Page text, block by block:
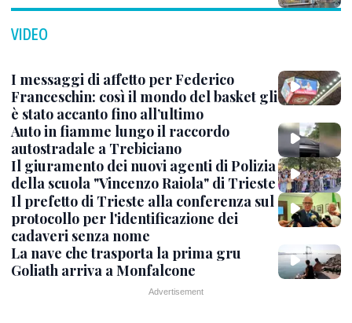
VIDEO
I messaggi di affetto per Federico
Franceschin: così il mondo del basket gli
è stato accanto fino all’ultimo
Auto in fiamme lungo il raccordo
autostradale a Trebiciano
Il giuramento dei nuovi agenti di Polizia
della scuola "Vincenzo Raiola" di Trieste
Il prefetto di Trieste alla conferenza sul
protocollo per l'identificazione dei
cadaveri senza nome
La nave che trasporta la prima gru
Goliath arriva a Monfalcone